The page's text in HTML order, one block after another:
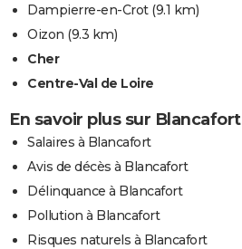
Dampierre-en-Crot(9.1 km)
Oizon (9.3 km)
Cher
Centre-Val de Loire
En savoir plus sur Blancafort
Salaires à Blancafort
Avis de décès à Blancafort
Délinquance à Blancafort
Pollution à Blancafort
Risques naturels à Blancafort